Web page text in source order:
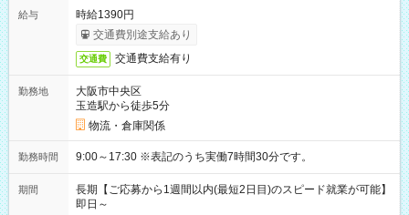
給与
時給1390円
交通費別途支給あり
交通費 交通費支給有り
勤務地
大阪市中央区
玉造駅から徒歩5分
物流・倉庫関係
勤務時間 9:00～17:30 ※表記のうち実働7時間30分です。
期間
長期【ご応募から1週間以内(最短2日目)のスピード就業が可能】
即日～